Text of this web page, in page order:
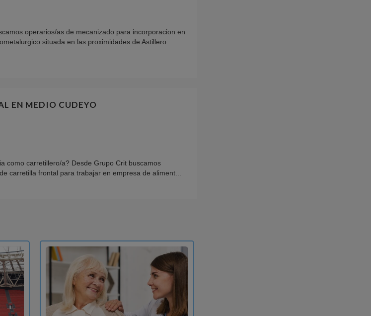
operarios/as de mecanizado para incorporacion en
situada en las proximidades de Astillero
EN MEDIO CUDEYO
como carretillero/a? Desde Grupo Crit buscamos
carretilla frontal para trabajar en empresa de aliment...